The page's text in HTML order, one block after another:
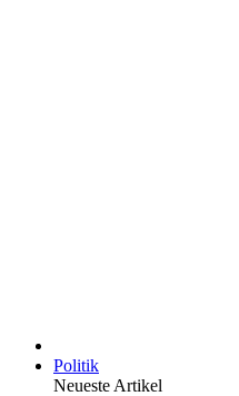
Politik
Neueste Artikel